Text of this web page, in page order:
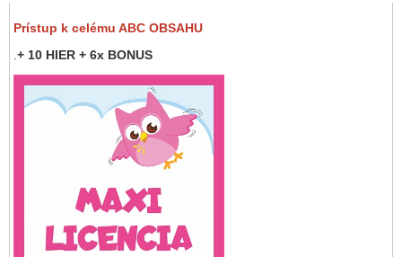
Prístup k celému ABC OBSAHU
.+ 10 HIER + 6x BONUS